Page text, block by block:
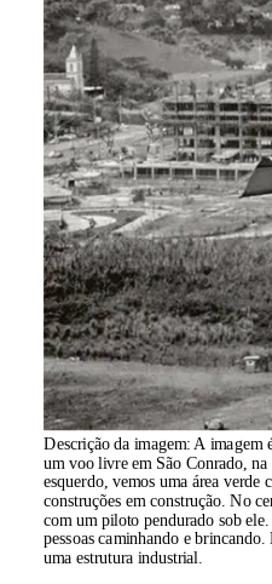
Descrição da imagem: A imagem
um voo livre em São Conrado,
esquerdo, vemos uma área verde
construções em construção. No
com um piloto pendurado sob
pessoas caminhando e
uma estrutura industrial.